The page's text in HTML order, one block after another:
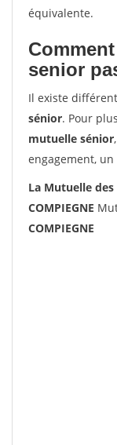
équivalente.
senior
Il existe
sénior. Pour
mutuelle sénior
engagement,
La Mutuelle
COMPIEGNE
COMPIEGNE